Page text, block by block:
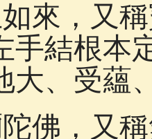
來，又
手結根本
大、受蘊
佛，又